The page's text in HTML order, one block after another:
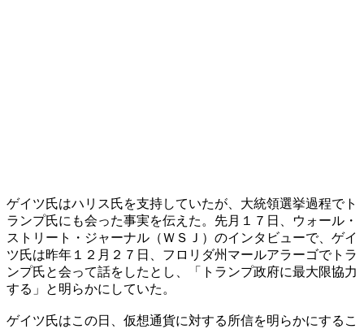
ゲイツ氏はハリス氏を支持していたが、大統領選挙過程でト
ランプ氏にも会った事実を伝えた。先月１７日、ウォール・
ストリート・ジャーナル（ＷＳＪ）のインタビューで、ゲイ
ツ氏は昨年１２月２７日、フロリダ州マールアラーゴでトラ
ンプ氏と会って話をしたとし、「トランプ政府に最大限協力
する」と明らかにしていた。
ゲイツ氏はこの日、仮想通貨に対する所信を明らかにするこ